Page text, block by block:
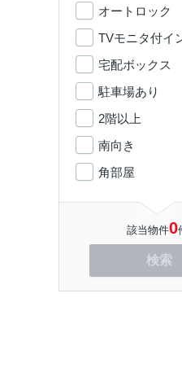
オートロック
TVモニタ付イ
宅配ボックス
駐車場あり
2階以上
南向き
角部屋
該当物件0
検索